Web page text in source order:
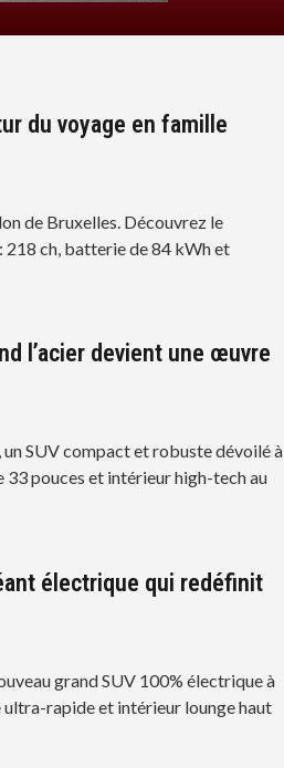
du voyage en famille
de Bruxelles. Découvrez le
218 ch, batterie de 84 kWh et
l’acier devient une œuvre
SUV compact et robuste dévoilé à
33 pouces et intérieur high-tech au
électrique qui redéfinit
grand SUV 100% électrique à
rapide et intérieur lounge haut